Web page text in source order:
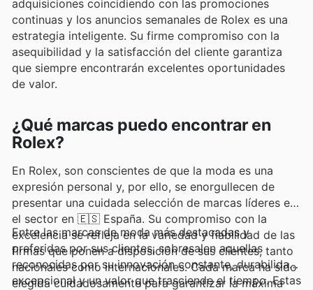
adquisiciones coincidiendo con las promociones
continuas y los anuncios semanales de Rolex es una
estrategia inteligente. Su firme compromiso con la
asequibilidad y la satisfacción del cliente garantiza
que siempre encontrarán excelentes oportunidades
de valor.
¿Qué marcas puedo encontrar en
Rolex?
En Rolex, son conscientes de que la moda es una
expresión personal y, por ello, se enorgullecen de
presentar una cuidada selección de marcas líderes en
el sector en 🇪🇸 España. Su compromiso con la
excelencia se refleja en la variedad y fiabilidad de las
firmas que ponen a disposición de sus clientes, tanto
nacionales como internacionales. Cada marca ha sido
elegida cuidadosamente para garantizar la máxima
Entre las marcas de moda más destacadas y
preferidas por sus clientes, sobresalen aquellas
reconocidas por su innovación constante, durabilidad
excepcional y un valor que trasciende el tiempo. Estas